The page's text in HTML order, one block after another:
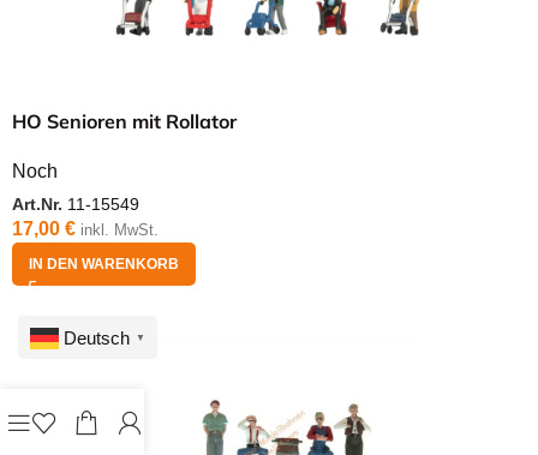
HO Senioren mit Rollator
Noch
Art.Nr. 11-15549
17,00 € inkl. MwSt.
IN DEN WARENKORB
Deutsch ▼